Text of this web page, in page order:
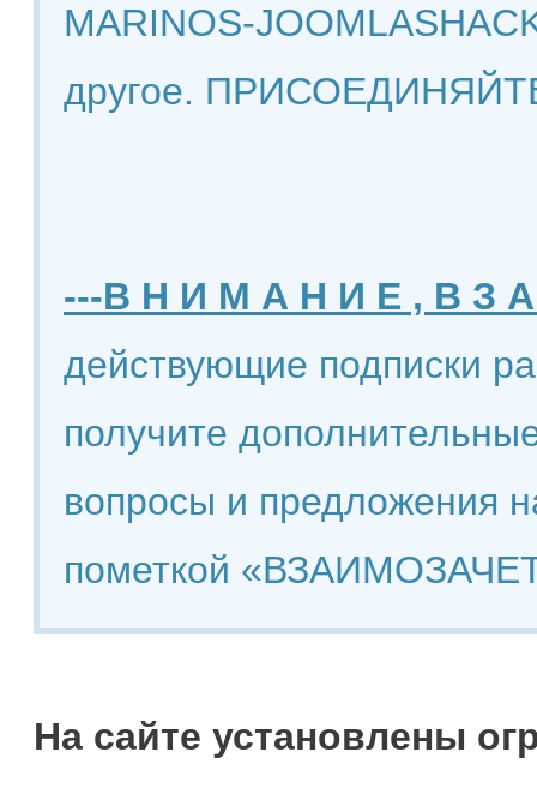
MARINOS-
другое.
---В Н И М А Н И Е , В З
действующие подписки
получите
вопросы и предложения
пометкой
На сайте установлены